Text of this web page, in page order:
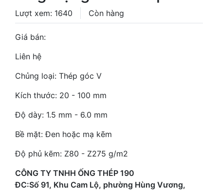
Lượt xem: 1640 Còn hàng
Giá bán:
Liên hệ
Chủng loại: Thép góc V
Kích thước: 20 - 100 mm
Độ dày: 1.5 mm - 6.0 mm
Bề mặt: Đen hoặc mạ kẽm
Độ phủ kẽm: Z80 - Z275 g/m2
CÔNG TY TNHH ỐNG THÉP 190
ĐC:Số 91, Khu Cam Lộ, phường Hùng Vương,